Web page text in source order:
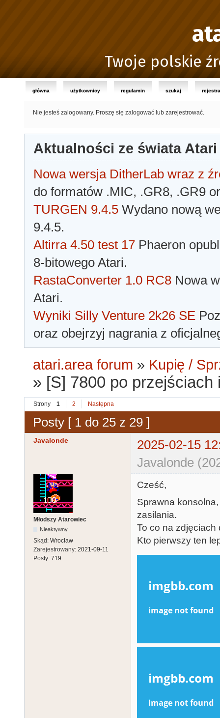
Twoje polskie
główna użytkownicy regulamin szukaj
Nie jesteś zalogowany. Proszę się zalogować lub zarejestrować.
Aktualności ze świata Atari
Nowa wersja DitherLab wraz z
do formatów .MIC, .GR8, .GR9
TURGEN 9.4.5 Wydano nową
9.4.5.
Altirra 4.50 test 17 Phaeron
8-bitowego Atari.
RastaConverter 1.0 RC8 Nowa
Atari.
Wyniki Silly Venture 2k26 SE
oraz obejrzyj nagrania z
atari.area forum » Kupię /
» [S] 7800 po przejściach
Strony 1 2 Następna
Posty [ 1 do 25 z 29 ]
Javalonde
2025-02-15
Javalonde
Młodszy Atarowiec
Nieaktywny
Skąd: Wrocław
Zarejestrowany: 2021-09-11
Posty: 719
Cześć,
Sprawna
zasilania.
To co na zdjęciach
Kto pierwszy ten